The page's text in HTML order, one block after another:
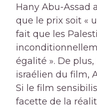
Hany Abu-Assad
que le prix soit «
fait que les
égalité ». De
israélien du film,
Si le film
facette de la